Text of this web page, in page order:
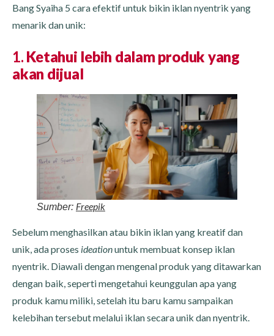
Bang Syaiha 5 cara efektif untuk bikin iklan nyentrik yang
menarik dan unik:
1. Ketahui lebih dalam produk yang
akan dijual
Sumber: Freepik
Sebelum menghasilkan atau bikin iklan yang kreatif dan
unik, ada proses ideationuntuk membuat konsep iklan
nyentrik. Diawali dengan mengenal produk yang ditawarkan
dengan baik, seperti mengetahui keunggulan apa yang
produk kamu miliki, setelah itu baru kamu sampaikan
kelebihan tersebut melalui iklan secara unik dan nyentrik.